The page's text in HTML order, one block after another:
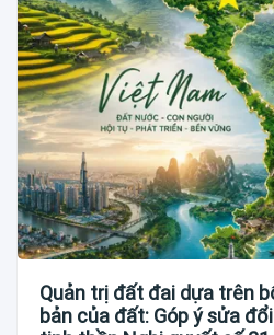
Quản trị đất đai dựa trên
bản của đất: Góp ý sửa